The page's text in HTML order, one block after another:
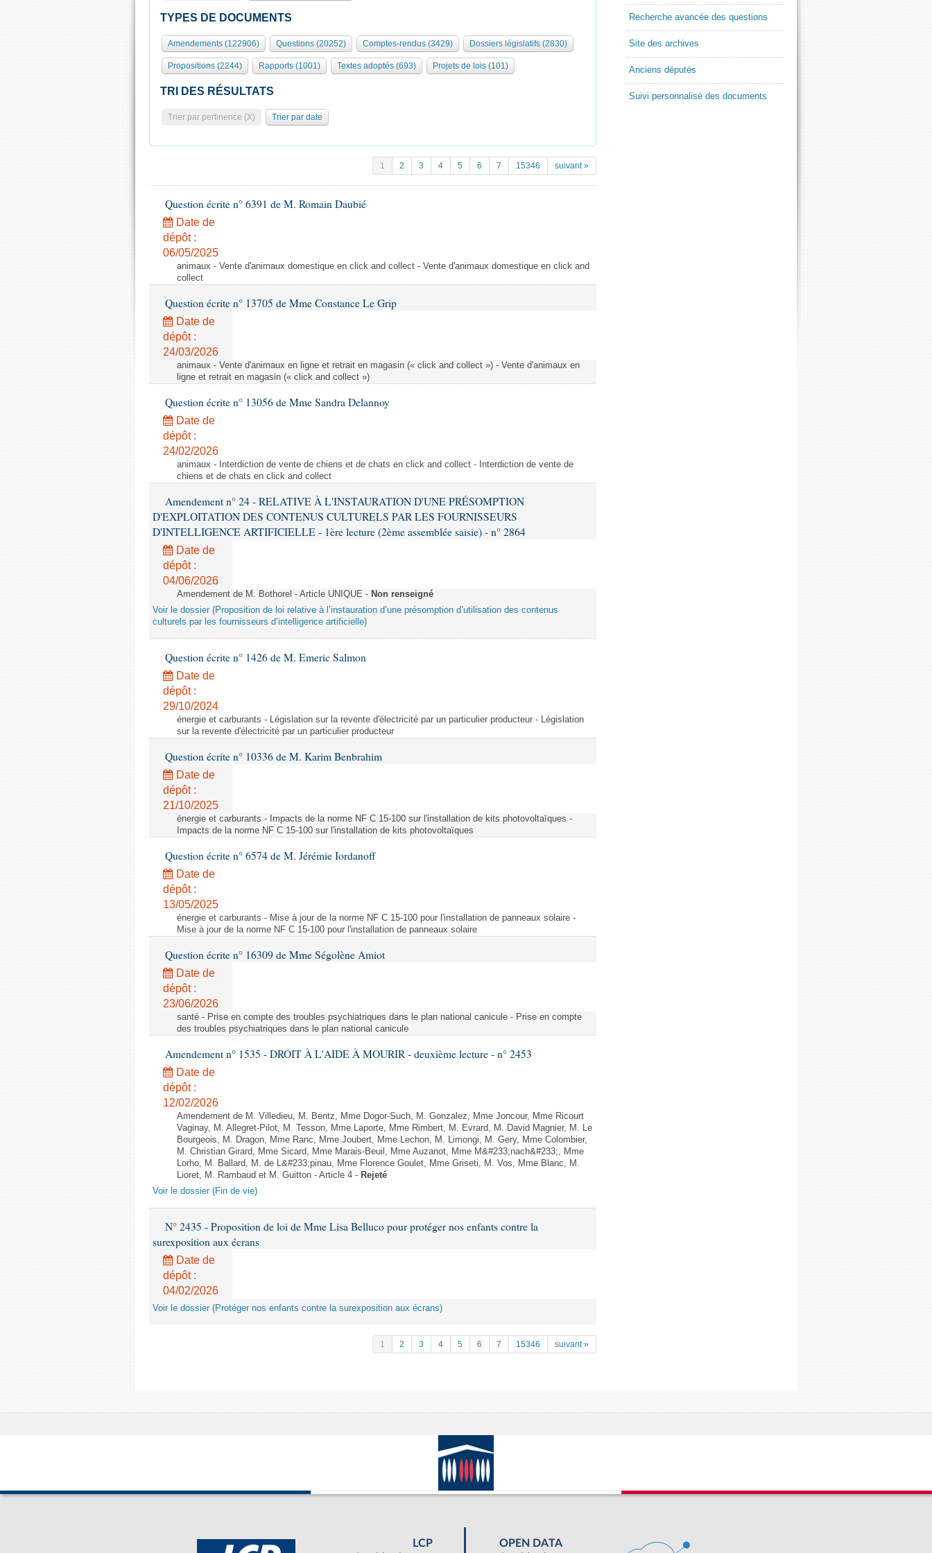
TYPES DE DOCUMENTS
Amendements (122906) Questions (20252) Comptes-rendus (3429) Dossiers législatifs (2830)
Propositions (2244) Rapports (1001) Textes adoptés (693) Projets de lois (101)
TRI DES RÉSULTATS
Trier par pertinence (X) Trier par date
1 2 3 4 5 6 7 15346 suivant »
Question écrite n° 6391 de M. Romain Daubié
Date de
dépôt :
06/05/2025
animaux - Vente d'animaux domestique en click and collect - Vente d'animaux domestique en click and
collect
Question écrite n° 13705 de Mme Constance Le Grip
Date de
dépôt :
24/03/2026
animaux - Vente d'animaux en ligne et retrait en magasin (« click and collect ») - Vente d'animaux en
ligne et retrait en magasin (« click and collect »)
Question écrite n° 13056 de Mme Sandra Delannoy
Date de
dépôt :
24/02/2026
animaux - Interdiction de vente de chiens et de chats en click and collect - Interdiction de vente de
chiens et de chats en click and collect
Amendement n° 24 - RELATIVE À L'INSTAURATION D'UNE PRÉSOMPTION
D'EXPLOITATION DES CONTENUS CULTURELS PAR LES FOURNISSEURS
D'INTELLIGENCE ARTIFICIELLE - 1ère lecture (2ème assemblée saisie) - n° 2864
Date de
dépôt :
04/06/2026
Amendement de M. Bothorel - Article UNIQUE - Non renseigné
Voir le dossier (Proposition de loi relative à l’instauration d’une présomption d’utilisation des contenus
culturels par les fournisseurs d’intelligence artificielle)
Question écrite n° 1426 de M. Emeric Salmon
Date de
dépôt :
29/10/2024
énergie et carburants - Législation sur la revente d'électricité par un particulier producteur - Législation
sur la revente d'électricité par un particulier producteur
Question écrite n° 10336 de M. Karim Benbrahim
Date de
dépôt :
21/10/2025
énergie et carburants - Impacts de la norme NF C 15-100 sur l'installation de kits photovoltaïques -
Impacts de la norme NF C 15-100 sur l'installation de kits photovoltaïques
Question écrite n° 6574 de M. Jérémie Iordanoff
Date de
dépôt :
13/05/2025
énergie et carburants - Mise à jour de la norme NF C 15-100 pour l'installation de panneaux solaire -
Mise à jour de la norme NF C 15-100 pour l'installation de panneaux solaire
Question écrite n° 16309 de Mme Ségolène Amiot
Date de
dépôt :
23/06/2026
santé - Prise en compte des troubles psychiatriques dans le plan national canicule - Prise en compte
des troubles psychiatriques dans le plan national canicule
Amendement n° 1535 - DROIT À L'AIDE À MOURIR - deuxième lecture - n° 2453
Date de
dépôt :
12/02/2026
Amendement de M. Villedieu, M. Bentz, Mme Dogor-Such, M. Gonzalez, Mme Joncour, Mme Ricourt
Vaginay, M. Allegret-Pilot, M. Tesson, Mme Laporte, Mme Rimbert, M. Evrard, M. David Magnier, M. Le
Bourgeois, M. Dragon, Mme Ranc, Mme Joubert, Mme Lechon, M. Limongi, M. Gery, Mme Colombier,
M. Christian Girard, Mme Sicard, Mme Marais-Beuil, Mme Auzanot, Mme M&#233;nach&#233;, Mme
Lorho, M. Ballard, M. de L&#233;pinau, Mme Florence Goulet, Mme Griseti, M. Vos, Mme Blanc, M.
Lioret, M. Rambaud et M. Guitton - Article 4 - Rejeté
Voir le dossier (Fin de vie)
N° 2435 - Proposition de loi de Mme Lisa Belluco pour protéger nos enfants contre la
surexposition aux écrans
Date de
dépôt :
04/02/2026
Voir le dossier (Protéger nos enfants contre la surexposition aux écrans)
1 2 3 4 5 6 7 15346 suivant »
Recherche avancée des questions
Site des archives
Anciens députés
Suivi personnalisé des documents
LCP
OPEN DATA